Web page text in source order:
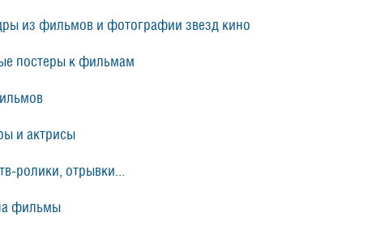
из фильмов и фотографии звезд кино
постеры к фильмам
и актрисы
ролики, отрывки...
фильмы